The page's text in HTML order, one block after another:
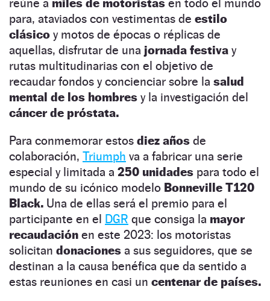
reúne a miles de motoristas en todo el mundo
para, ataviados con vestimentas de estilo
clásico y motos de épocas o réplicas de
aquellas, disfrutar de una jornada festiva y
rutas multitudinarias con el objetivo de
recaudar fondos y concienciar sobre la salud
mental de los hombres y la investigación del
cáncer de próstata.
Para conmemorar estos diez años de
colaboración, Triumph va a fabricar una serie
especial y limitada a 250 unidades para todo el
mundo de su icónico modelo Bonneville T120
Black. Una de ellas será el premio para el
participante en el DGR que consiga la mayor
recaudación en este 2023: los motoristas
solicitan donaciones a sus seguidores, que se
destinan a la causa benéfica que da sentido a
estas reuniones en casi un centenar de países.